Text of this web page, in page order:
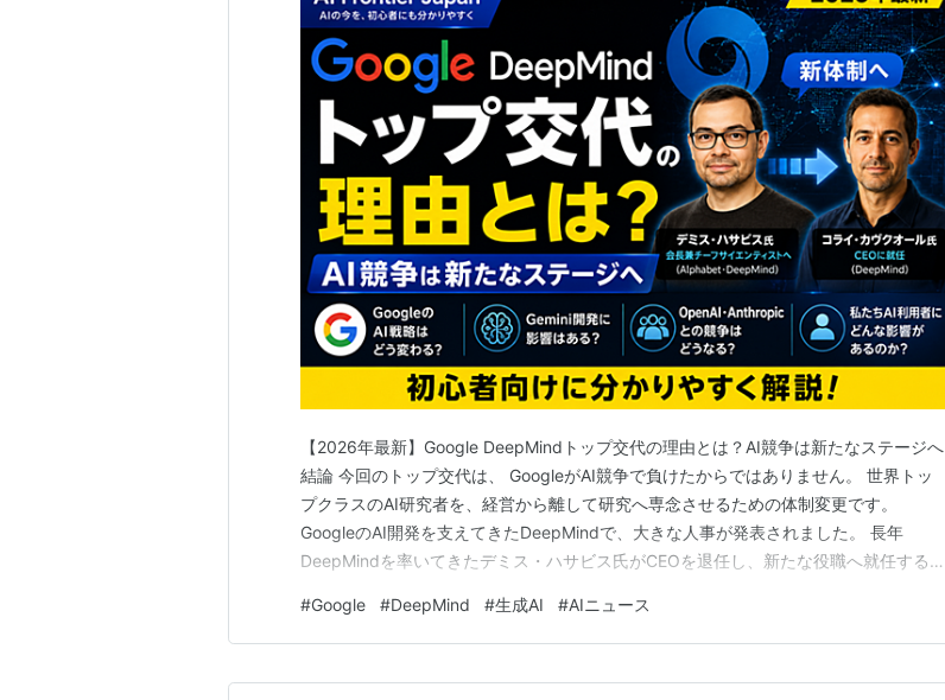
【2026年最新】Google DeepMindトップ交代の理由とは？AI競争は新たなステージへ
結論 今回のトップ交代は、 GoogleがAI競争で負けたからではありません。 世界トッ
プクラスのAI研究者を、経営から離して研究へ専念させるための体制変更です。
GoogleのAI開発を支えてきたDeepMindで、大きな人事が発表されました。 長年
DeepMindを率いてきたデミス・ハサビス氏がCEOを退任し、新たな役職へ就任するこ
の？」「Geminiは大丈夫？」「OpenAIとの競争に負けているの？」 と感…
#Google #DeepMind #生成AI #AIニュース